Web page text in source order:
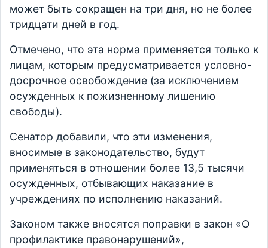
может быть сокращен на три дня, но не более
тридцати дней в год.
Отмечено, что эта норма применяется только к
лицам, которым предусматривается условно-
досрочное освобождение (за исключением
осужденных к пожизненному лишению
свободы).
Сенатор добавили, что эти изменения,
вносимые в законодательство, будут
применяться в отношении более 13,5 тысячи
осужденных, отбывающих наказание в
учреждениях по исполнению наказаний.
Законом также вносятся поправки в закон «О
профилактике правонарушений»,